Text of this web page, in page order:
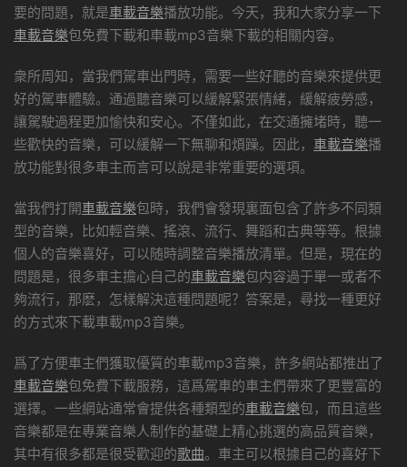
要的問題，就是車載音樂播放功能。今天，我和大家分享一下
車載音樂包免費下載和車載mp3音樂下載的相關内容。
衆所周知，當我們駕車出門時，需要一些好聽的音樂來提供更
好的駕車體驗。通過聽音樂可以緩解緊張情緒，緩解疲勞感，
讓駕駛過程更加愉快和安心。不僅如此，在交通擁堵時，聽一
些歡快的音樂，可以緩解一下無聊和煩躁。因此， 車載音樂播
放功能對很多車主而言可以說是非常重要的選項。
當我們打開車載音樂包時，我們會發現裏面包含了許多不同類
型的音樂，比如輕音樂、搖滾、流行、舞蹈和古典等等。根據
個人的音樂喜好，可以随時調整音樂播放清單。但是，現在的
問題是，很多車主擔心自己的車載音樂包内容過于單一或者不
夠流行，那麽，怎樣解決這種問題呢？答案是，尋找一種更好
的方式來下載車載mp3音樂。
爲了方便車主們獲取優質的車載mp3音樂，許多網站都推出了
車載音樂包免費下載服務，這爲駕車的車主們帶來了更豐富的
選擇。一些網站通常會提供各種類型的車載音樂包，而且這些
音樂都是在專業音樂人制作的基礎上精心挑選的高品質音樂，
其中有很多都是很受歡迎的歌曲。車主可以根據自己的喜好下